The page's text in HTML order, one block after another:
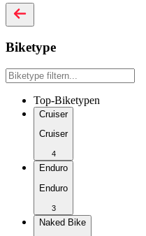
Biketype
Top-Biketypen
Cruiser
Cruiser
4
Enduro
Enduro
3
Naked Bike